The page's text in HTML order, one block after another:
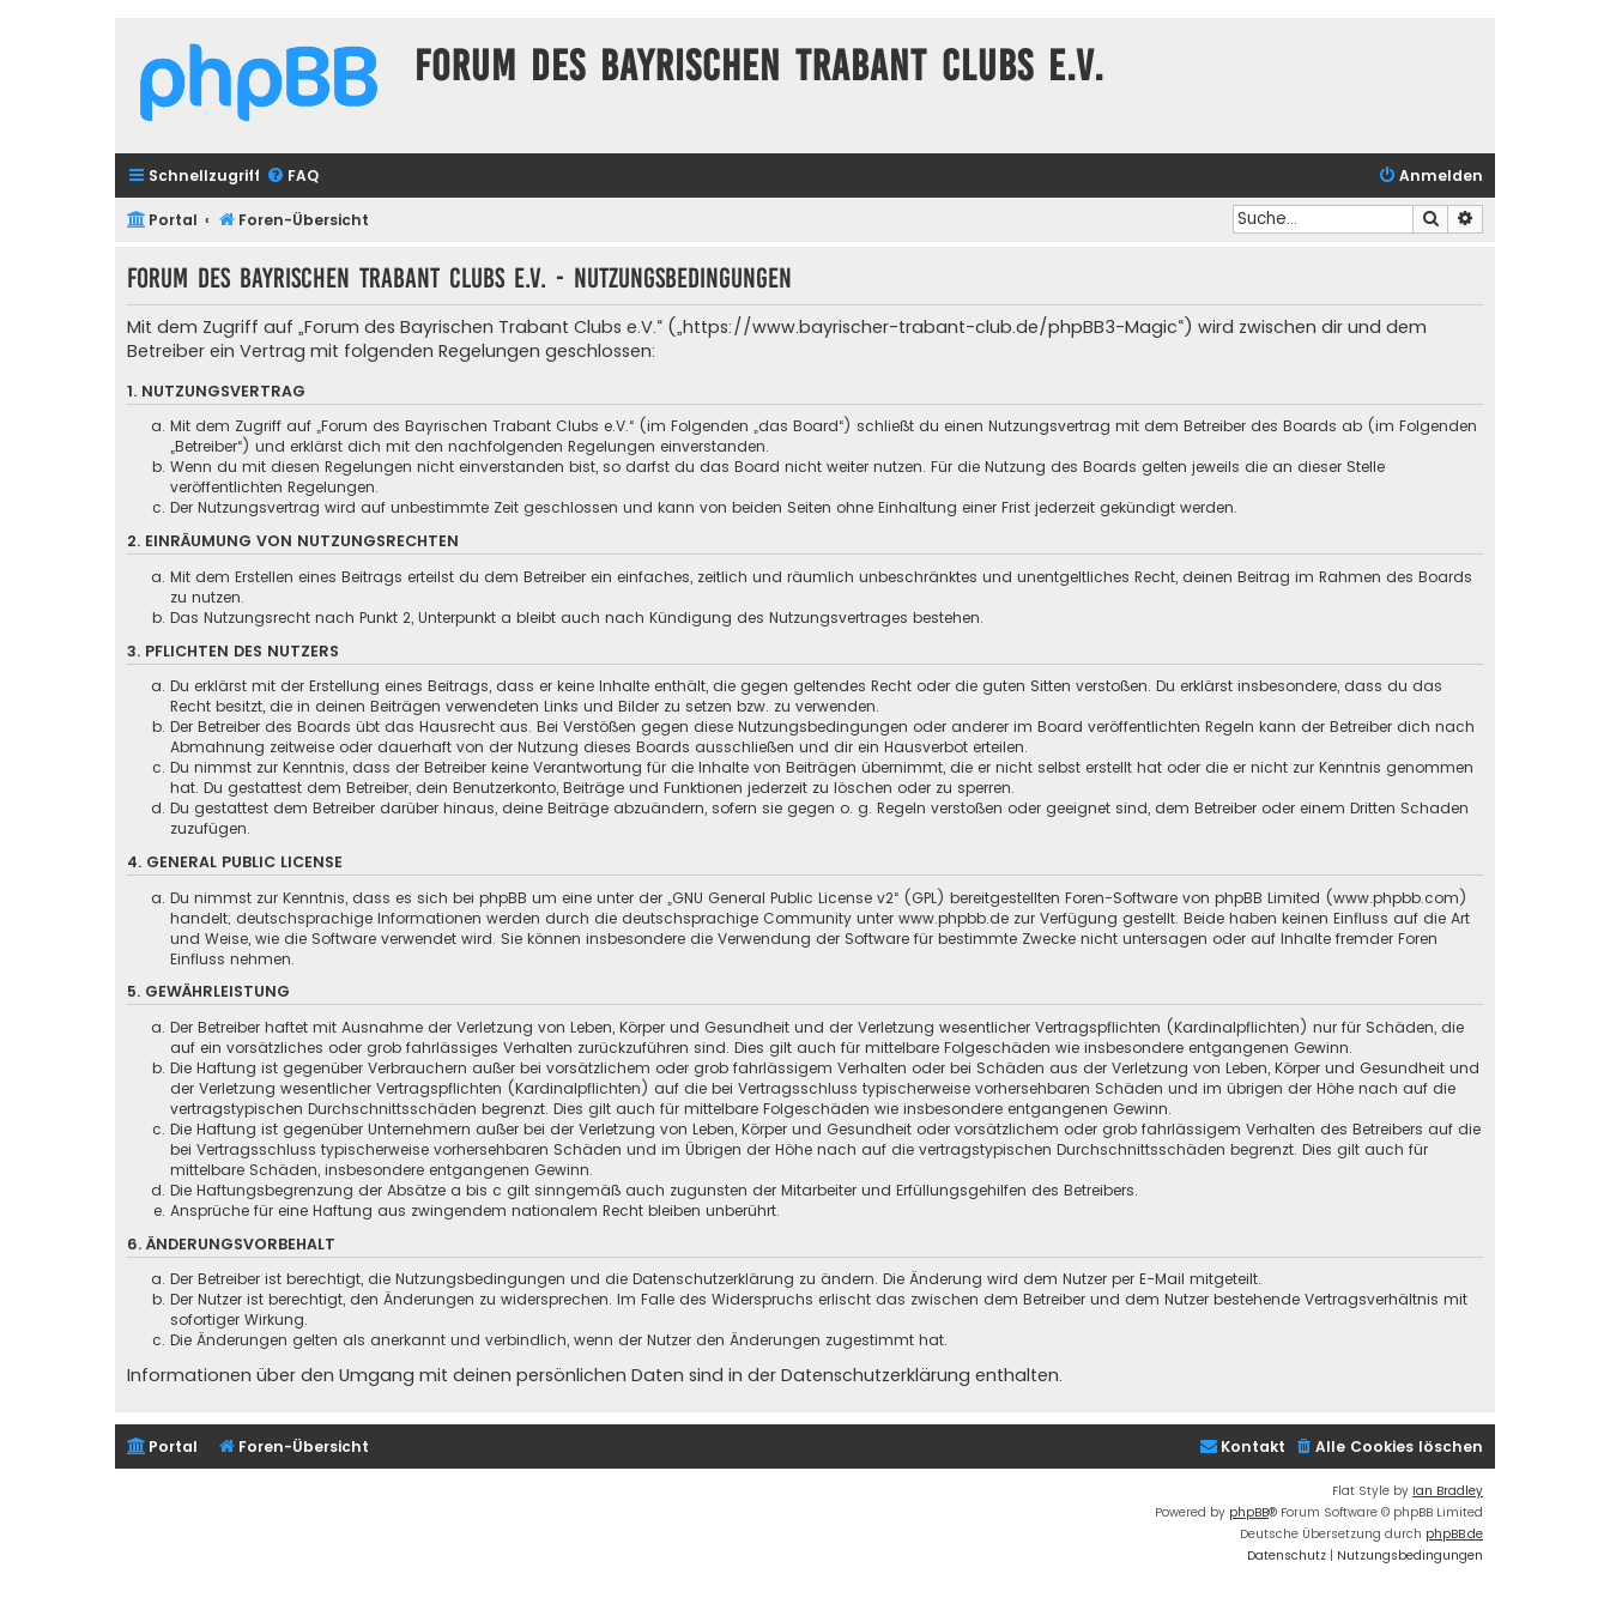
Forum des Bayrischen Trabant Clubs e.V.
Schnellzugriff FAQ Anmelden
Portal Foren-Übersicht Suche
Forum des Bayrischen Trabant Clubs e.V. - Nutzungsbedingungen
Mit dem Zugriff auf „Forum des Bayrischen Trabant Clubs e.V.“ („https://www.bayrischer-trabant-club.de/phpBB3-Magic“) wird zwischen dir und dem
Betreiber ein Vertrag mit folgenden Regelungen geschlossen:
1. NUTZUNGSVERTRAG
Mit dem Zugriff auf „Forum des Bayrischen Trabant Clubs e.V.“ (im Folgenden „das Board“) schließt du einen Nutzungsvertrag mit dem Betreiber des Boards ab (im Folgenden
„Betreiber“) und erklärst dich mit den nachfolgenden Regelungen einverstanden.
Wenn du mit diesen Regelungen nicht einverstanden bist, so darfst du das Board nicht weiter nutzen. Für die Nutzung des Boards gelten jeweils die an dieser Stelle
veröffentlichten Regelungen.
Der Nutzungsvertrag wird auf unbestimmte Zeit geschlossen und kann von beiden Seiten ohne Einhaltung einer Frist jederzeit gekündigt werden.
2. EINRÄUMUNG VON NUTZUNGSRECHTEN
Mit dem Erstellen eines Beitrags erteilst du dem Betreiber ein einfaches, zeitlich und räumlich unbeschränktes und unentgeltliches Recht, deinen Beitrag im Rahmen des Boards
zu nutzen.
Das Nutzungsrecht nach Punkt 2, Unterpunkt a bleibt auch nach Kündigung des Nutzungsvertrages bestehen.
3. PFLICHTEN DES NUTZERS
Du erklärst mit der Erstellung eines Beitrags, dass er keine Inhalte enthält, die gegen geltendes Recht oder die guten Sitten verstoßen. Du erklärst insbesondere, dass du das
Recht besitzt, die in deinen Beiträgen verwendeten Links und Bilder zu setzen bzw. zu verwenden.
Der Betreiber des Boards übt das Hausrecht aus. Bei Verstößen gegen diese Nutzungsbedingungen oder anderer im Board veröffentlichten Regeln kann der Betreiber dich nach
Abmahnung zeitweise oder dauerhaft von der Nutzung dieses Boards ausschließen und dir ein Hausverbot erteilen.
Du nimmst zur Kenntnis, dass der Betreiber keine Verantwortung für die Inhalte von Beiträgen übernimmt, die er nicht selbst erstellt hat oder die er nicht zur Kenntnis genommen
hat. Du gestattest dem Betreiber, dein Benutzerkonto, Beiträge und Funktionen jederzeit zu löschen oder zu sperren.
Du gestattest dem Betreiber darüber hinaus, deine Beiträge abzuändern, sofern sie gegen o. g. Regeln verstoßen oder geeignet sind, dem Betreiber oder einem Dritten Schaden
zuzufügen.
4. GENERAL PUBLIC LICENSE
Du nimmst zur Kenntnis, dass es sich bei phpBB um eine unter der „GNU General Public License v2“ (GPL) bereitgestellten Foren-Software von phpBB Limited (www.phpbb.com)
handelt; deutschsprachige Informationen werden durch die deutschsprachige Community unter www.phpbb.de zur Verfügung gestellt. Beide haben keinen Einfluss auf die Art
und Weise, wie die Software verwendet wird. Sie können insbesondere die Verwendung der Software für bestimmte Zwecke nicht untersagen oder auf Inhalte fremder Foren
Einfluss nehmen.
5. GEWÄHRLEISTUNG
Der Betreiber haftet mit Ausnahme der Verletzung von Leben, Körper und Gesundheit und der Verletzung wesentlicher Vertragspflichten (Kardinalpflichten) nur für Schäden, die
auf ein vorsätzliches oder grob fahrlässiges Verhalten zurückzuführen sind. Dies gilt auch für mittelbare Folgeschäden wie insbesondere entgangenen Gewinn.
Die Haftung ist gegenüber Verbrauchern außer bei vorsätzlichem oder grob fahrlässigem Verhalten oder bei Schäden aus der Verletzung von Leben, Körper und Gesundheit und
der Verletzung wesentlicher Vertragspflichten (Kardinalpflichten) auf die bei Vertragsschluss typischerweise vorhersehbaren Schäden und im übrigen der Höhe nach auf die
vertragstypischen Durchschnittsschäden begrenzt. Dies gilt auch für mittelbare Folgeschäden wie insbesondere entgangenen Gewinn.
Die Haftung ist gegenüber Unternehmern außer bei der Verletzung von Leben, Körper und Gesundheit oder vorsätzlichem oder grob fahrlässigem Verhalten des Betreibers auf die
bei Vertragsschluss typischerweise vorhersehbaren Schäden und im Übrigen der Höhe nach auf die vertragstypischen Durchschnittsschäden begrenzt. Dies gilt auch für
mittelbare Schäden, insbesondere entgangenen Gewinn.
Die Haftungsbegrenzung der Absätze a bis c gilt sinngemäß auch zugunsten der Mitarbeiter und Erfüllungsgehilfen des Betreibers.
Ansprüche für eine Haftung aus zwingendem nationalem Recht bleiben unberührt.
6. ÄNDERUNGSVORBEHALT
Der Betreiber ist berechtigt, die Nutzungsbedingungen und die Datenschutzerklärung zu ändern. Die Änderung wird dem Nutzer per E-Mail mitgeteilt.
Der Nutzer ist berechtigt, den Änderungen zu widersprechen. Im Falle des Widerspruchs erlischt das zwischen dem Betreiber und dem Nutzer bestehende Vertragsverhältnis mit
sofortiger Wirkung.
Die Änderungen gelten als anerkannt und verbindlich, wenn der Nutzer den Änderungen zugestimmt hat.
Informationen über den Umgang mit deinen persönlichen Daten sind in der Datenschutzerklärung enthalten.
Portal Foren-Übersicht Alle Cookies löschen
Kontakt
Flat Style by Ian Bradley
Powered by phpBB® Forum Software © phpBB Limited
Deutsche Übersetzung durch phpBB.de
Datenschutz | Nutzungsbedingungen